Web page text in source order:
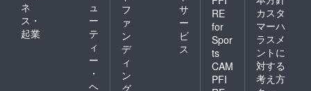
ネ
ス・
起業
ュ
ー
テ
ィ
ー
・
ヘ
フ
ァ
ン
デ
ィ
ン
グ
サ
ー
ビ
ス
RE
for
Spor
ts
CAM
PFI
カスタ
マーハ
ラスメ
ントに
対する
考え方